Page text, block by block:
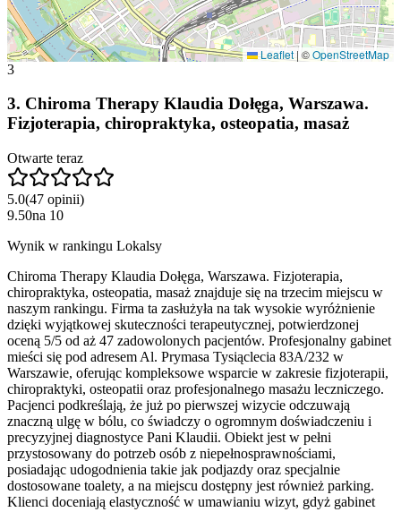
Leaflet| ©OpenStreetMap
3
3. Chiroma Therapy Klaudia Dołęga, Warszawa.
Fizjoterapia, chiropraktyka, osteopatia, masaż
Otwarte teraz
5.0(47 opinii)
9.50na 10
Wynik w rankingu Lokalsy
Chiroma Therapy Klaudia Dołęga, Warszawa. Fizjoterapia,
chiropraktyka, osteopatia, masaż znajduje się na trzecim miejscu w
naszym rankingu. Firma ta zasłużyła na tak wysokie wyróżnienie
dzięki wyjątkowej skuteczności terapeutycznej, potwierdzonej
oceną 5/5 od aż 47 zadowolonych pacjentów. Profesjonalny gabinet
mieści się pod adresem Al. Prymasa Tysiąclecia 83A/232 w
Warszawie, oferując kompleksowe wsparcie w zakresie fizjoterapii,
chiropraktyki, osteopatii oraz profesjonalnego masażu leczniczego.
Pacjenci podkreślają, że już po pierwszej wizycie odczuwają
znaczną ulgę w bólu, co świadczy o ogromnym doświadczeniu i
precyzyjnej diagnostyce Pani Klaudii. Obiekt jest w pełni
przystosowany do potrzeb osób z niepełnosprawnościami,
posiadając udogodnienia takie jak podjazdy oraz specjalnie
dostosowane toalety, a na miejscu dostępny jest również parking.
Klienci doceniają elastyczność w umawianiu wizyt, gdyż gabinet